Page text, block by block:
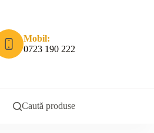
Mobil:
0723 190 222
Caută produse